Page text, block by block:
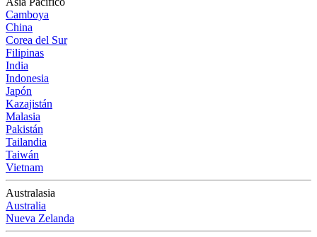
Camboya
China
Corea del Sur
Filipinas
India
Indonesia
Japón
Kazajistán
Malasia
Pakistán
Tailandia
Taiwán
Vietnam
Australasia
Australia
Nueva Zelanda